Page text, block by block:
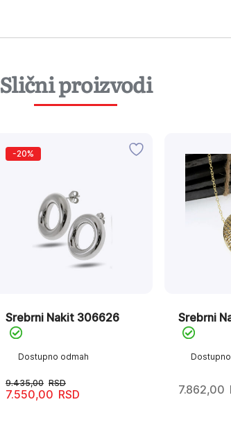
Slični proizvodi
-20%
Dostupno odmah
Srebrni Nakit 306626
9.435,00 RSD
Originalna
7.550,00 RSD
Trenutna
Srebrni
7.862,00